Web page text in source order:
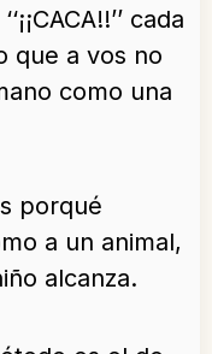
cada
que a vos no
como una
porqué
a un animal,
alcanza.